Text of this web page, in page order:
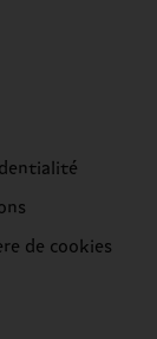
de cookies